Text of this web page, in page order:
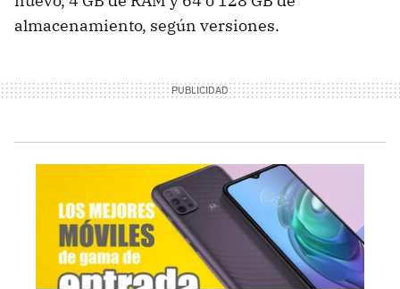
almacenamiento, según versiones.